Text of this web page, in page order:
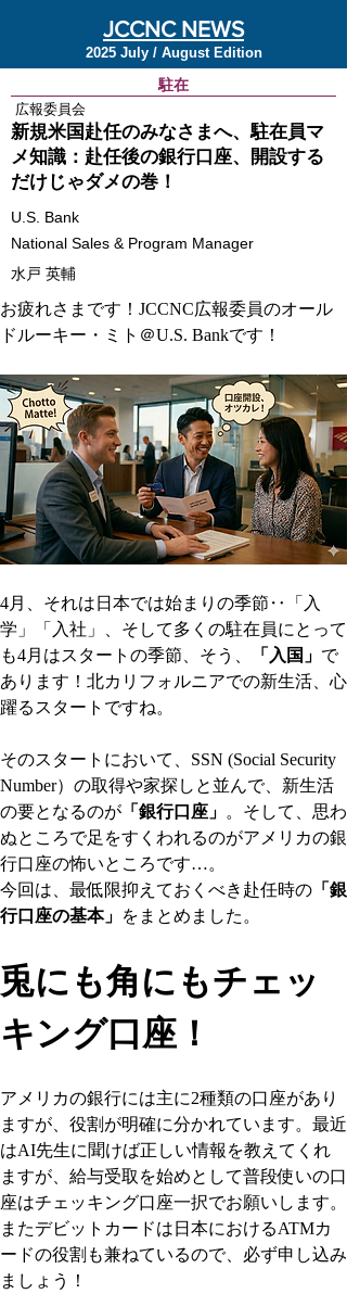
JCCNC NEWS
2025 July / August Edition
駐在
広報委員会
新規米国赴任のみなさまへ、駐在員マ
メ知識：赴任後の銀行口座、開設する
だけじゃダメの巻！
U.S. Bank
National Sales & Program Manager
水戸 英輔
お疲れさまです！JCCNC広報委員のオール
ドルーキー・ミト＠U.S. Bankです！
4月、それは日本では始まりの季節‥「入
学」「入社」、そして多くの駐在員にとって
も4月はスタートの季節、そう、
「入国」 で
あります！北カリフォルニアでの新生活、心
躍るスタートですね。
そのスタートにおいて、SSN (Social Security
Number）の取得や家探しと並んで、新生活
の要となるのが 「銀行口座」 。そして、思わ
ぬところで足をすくわれるのがアメリカの銀
行口座の怖いところです…。
今回は、最低限抑えておくべき赴任時の 「銀
行口座の基本」 をまとめました。
兎にも角にもチェッ
キング口座！
アメリカの銀行には主に2種類の口座があり
ますが、役割が明確に分かれています。最近
はAI先生に聞けば正しい情報を教えてくれ
ますが、給与受取を始めとして普段使いの口
座はチェッキング口座一択でお願いします。
またデビットカードは日本におけるATMカ
ードの役割も兼ねているので、必ず申し込み
ましょう！